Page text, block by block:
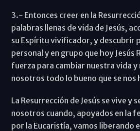
3.- Entonces creer en la
palabras llenas de vida de Jesús,
su Espíritu vivificador, y descubrir
personal y en grupo que hoy Jesús
fuerza para cambiar nuestra vida y
nosotros todo lo bueno que se
La Resurrección de Jesús se vive y
nosotros cuando, apoyados en la
por la Eucaristía, vamos liberando